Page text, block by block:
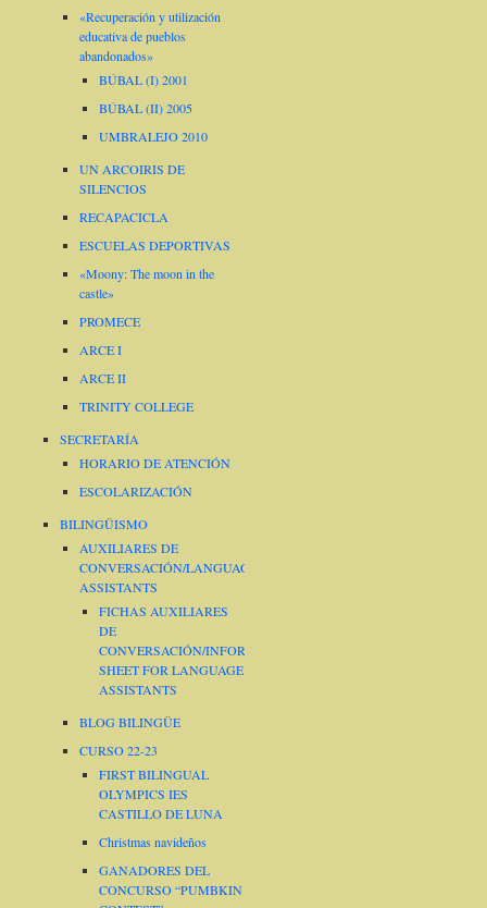
«Recuperación y utilización
educativa de pueblos
abandonados»
BÚBAL (I) 2001
BÚBAL (II) 2005
UMBRALEJO 2010
UN ARCOIRIS DE
SILENCIOS
RECAPACICLA
ESCUELAS DEPORTIVAS
«Moony: The moon in the
castle»
PROMECE
ARCE I
ARCE II
TRINITY COLLEGE
SECRETARÍA
HORARIO DE ATENCIÓN
ESCOLARIZACIÓN
BILINGÜISMO
AUXILIARES DE
CONVERSACIÓN/LANGUAGE
ASSISTANTS
FICHAS AUXILIARES
DE
CONVERSACIÓN/INFORMATION
SHEET FOR LANGUAGE
ASSISTANTS
BLOG BILINGÜE
CURSO 22-23
FIRST BILINGUAL
OLYMPICS IES
CASTILLO DE LUNA
Christmas navideños
GANADORES DEL
CONCURSO “PUMBKIN